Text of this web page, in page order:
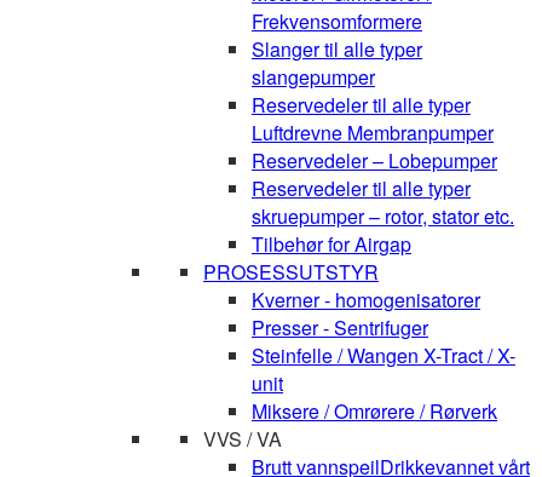
Frekvensomformere
Slanger til alle typer
slangepumper
Reservedeler til alle typer
Luftdrevne Membranpumper
Reservedeler – Lobepumper
Reservedeler til alle typer
skruepumper – rotor, stator etc.
Tilbehør for Airgap
PROSESSUTSTYR
Kverner - homogenisatorer
Presser - Sentrifuger
Steinfelle / Wangen X-Tract / X-
unit
Miksere / Omrørere / Rørverk
VVS / VA
Brutt vannspeilDrikkevannet vårt